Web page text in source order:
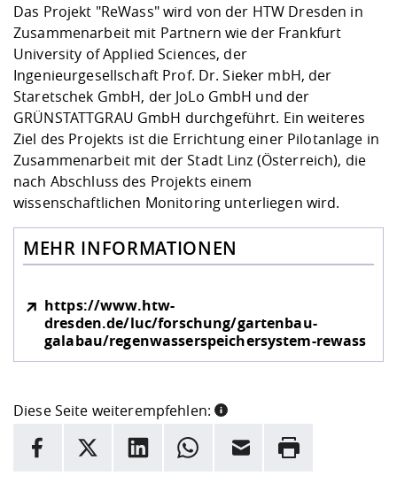
Das Projekt "ReWass" wird von der HTW Dresden in
Zusammenarbeit mit Partnern wie der Frankfurt
University of Applied Sciences, der
Ingenieurgesellschaft Prof. Dr. Sieker mbH, der
Staretschek GmbH, der JoLo GmbH und der
GRÜNSTATTGRAU GmbH durchgeführt. Ein weiteres
Ziel des Projekts ist die Errichtung einer Pilotanlage in
Zusammenarbeit mit der Stadt Linz (Österreich), die
nach Abschluss des Projekts einem
wissenschaftlichen Monitoring unterliegen wird.
MEHR INFORMATIONEN
https://www.htw-
dresden.de/luc/forschung/gartenbau-
galabau/regenwasserspeichersystem-rewass
Diese Seite weiterempfehlen:
INFORMATION
Hier stehen weitere Informationen und ein Link zur
Facebook
X LinkedInWhatsappE-Mail Drucken